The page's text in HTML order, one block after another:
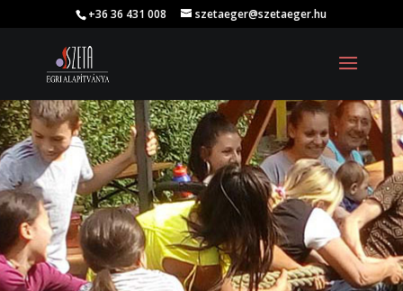
+36 36 431 008 szetaeger@szetaeger.hu